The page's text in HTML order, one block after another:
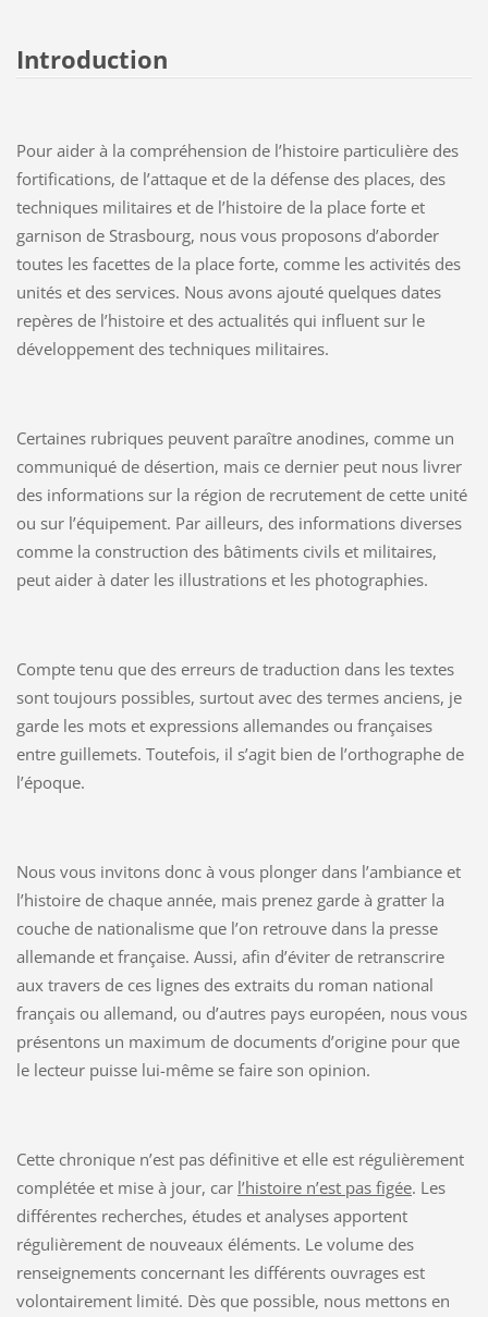
Introduction
Pour aider à la compréhension de l’histoire particulière des
fortifications, de l’attaque et de la défense des places, des
techniques militaires et de l’histoire de la place forte et
garnison de Strasbourg, nous vous proposons d’aborder
toutes les facettes de la place forte, comme les activités des
unités et des services. Nous avons ajouté quelques dates
repères de l’histoire et des actualités qui influent sur le
développement des techniques militaires.
Certaines rubriques peuvent paraître anodines, comme un
communiqué de désertion, mais ce dernier peut nous livrer
des informations sur la région de recrutement de cette unité
ou sur l’équipement. Par ailleurs, des informations diverses
comme la construction des bâtiments civils et militaires,
peut aider à dater les illustrations et les photographies.
Compte tenu que des erreurs de traduction dans les textes
sont toujours possibles, surtout avec des termes anciens, je
garde les mots et expressions allemandes ou françaises
entre guillemets. Toutefois, il s’agit bien de l’orthographe de
l’époque.
Nous vous invitons donc à vous plonger dans l’ambiance et
l’histoire de chaque année, mais prenez garde à gratter la
couche de nationalisme que l’on retrouve dans la presse
allemande et française. Aussi, afin d’éviter de retranscrire
aux travers de ces lignes des extraits du roman national
français ou allemand, ou d’autres pays européen, nous vous
présentons un maximum de documents d’origine pour que
le lecteur puisse lui-même se faire son opinion.
Cette chronique n’est pas définitive et elle est régulièrement
complétée et mise à jour, car l’histoire n’est pas figée. Les
différentes recherches, études et analyses apportent
régulièrement de nouveaux éléments. Le volume des
renseignements concernant les différents ouvrages est
volontairement limité. Dès que possible, nous mettons en